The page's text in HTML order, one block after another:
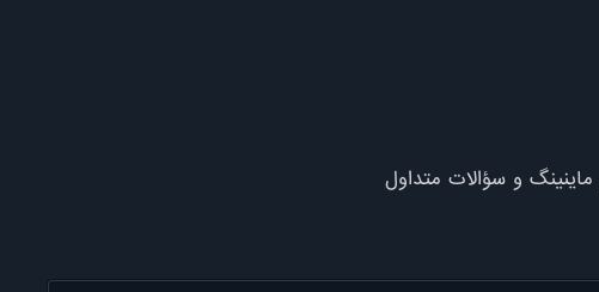
ماینینگ و سؤالات متداول